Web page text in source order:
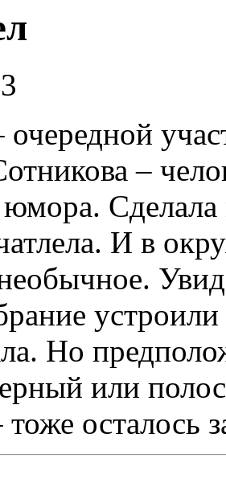
–
Сделала
И в
Но
или
осталось